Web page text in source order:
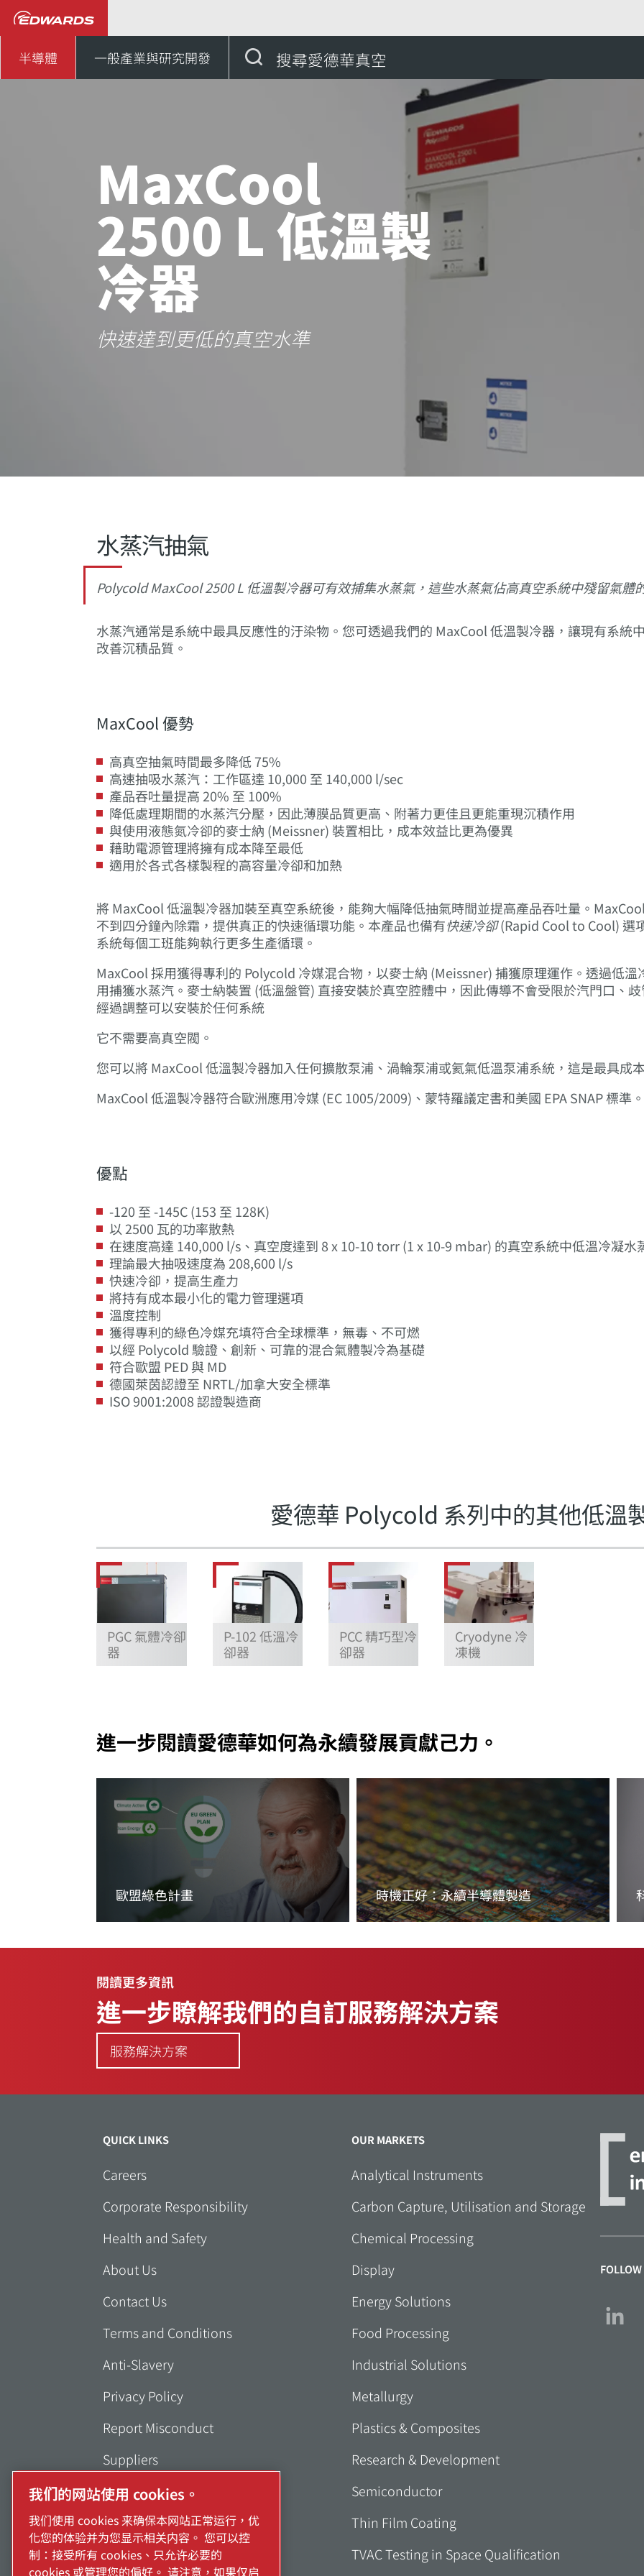
半導體 一般產業與研究開發 搜尋愛德華真空
MaxCool
2500 L 低溫製
冷器
快速達到更低的真空水準
水蒸汽抽氣
Polycold MaxCool 2500 L 低溫製冷器可有效捕集水蒸氣，這些水蒸氣佔高真空系統中殘留氣體
水蒸汽通常是系統中最具反應性的汙染物。您可透過我們的 MaxCool 低溫製冷器，讓現有系統
改善沉積品質。
MaxCool 優勢
高真空抽氣時間最多降低 75%
高速抽吸水蒸汽：工作區達 10,000 至 140,000 l/sec
產品吞吐量提高 20% 至 100%
降低處理期間的水蒸汽分壓，因此薄膜品質更高、附著力更佳且更能重現沉積作用
與使用液態氮冷卻的麥士納 (Meissner) 裝置相比，成本效益比更為優異
藉助電源管理將擁有成本降至最低
適用於各式各樣製程的高容量冷卻和加熱
將 MaxCool 低溫製冷器加裝至真空系統後，能夠大幅降低抽氣時間並提高產品吞吐量。
不到四分鐘內除霜，提供真正的快速循環功能。本產品也備有快速冷卻(Rapid Cool to Cool) 選
系統每個工班能夠執行更多生產循環。
MaxCool 採用獲得專利的 Polycold 冷媒混合物，以麥士納 (Meissner) 捕獲原理運作。透過低
用捕獲水蒸汽。麥士納裝置 (低溫盤管) 直接安裝於真空腔體中，因此傳導不會受限於汽門口、
經過調整可以安裝於任何系統
它不需要高真空閥。
您可以將 MaxCool 低溫製冷器加入任何擴散泵浦、渦輪泵浦或氦氣低溫泵浦系統，這是最具成
MaxCool 低溫製冷器符合歐洲應用冷媒 (EC 1005/2009)、蒙特羅議定書和美國 EPA SNAP 標準
優點
-120 至 -145C (153 至 128K)
以 2500 瓦的功率散熱
在速度高達 140,000 l/s、真空度達到 8 x 10-10 torr (1 x 10-9 mbar) 的真空系統中低溫冷凝水
理論最大抽吸速度為 208,600 l/s
快速冷卻，提高生產力
將持有成本最小化的電力管理選項
溫度控制
獲得專利的綠色冷媒充填符合全球標準，無毒、不可燃
以經 Polycold 驗證、創新、可靠的混合氣體製冷為基礎
符合歐盟 PED 與 MD
德國萊茵認證至 NRTL/加拿大安全標準
ISO 9001:2008 認證製造商
愛德華 Polycold 系列中的其他低溫
PGC 氣體冷卻
器
P-102 低溫冷
卻器
PCC 精巧型冷
卻器
Cryodyne 冷
凍機
進一步閱讀愛德華如何為永續發展貢獻己力。
歐盟綠色計畫 時機正好：永續半導體製造
閱讀更多資訊
進一步瞭解我們的自訂服務解決方案
服務解決方案
QUICK LINKS
Careers
Corporate Responsibility
Health and Safety
About Us
Contact Us
Terms and Conditions
Anti-Slavery
Privacy Policy
Report Misconduct
Suppliers
Accessibility
OUR MARKETS
Analytical Instruments
Carbon Capture, Utilisation and Storage
Chemical Processing
Display
Energy Solutions
Food Processing
Industrial Solutions
Metallurgy
Plastics & Composites
Research & Development
Semiconductor
Thin Film Coating
TVAC Testing in Space Qualification
我们的网站使用 cookies。
我们使用 cookies 来确保本网站正常运行，优
化您的体验并为您显示相关内容。 您可以控
制：接受所有 cookies、只允许必要的
cookies 或管理您的偏好。 请注意，如果仅启